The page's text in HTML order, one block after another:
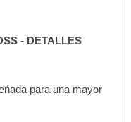
- DETALLES
para una mayor